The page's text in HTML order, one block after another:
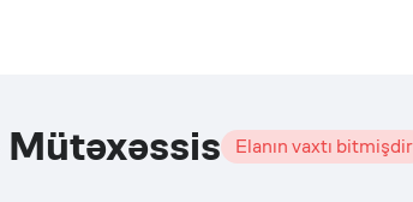
Elanın vaxtı bitmişdir